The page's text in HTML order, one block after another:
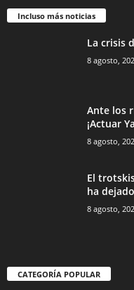
Incluso más noticias
La crisis
8 agosto,
Ante los
¡Actuar
8 agosto,
El
ha
8 agosto,
CATEGORÍA POPULAR